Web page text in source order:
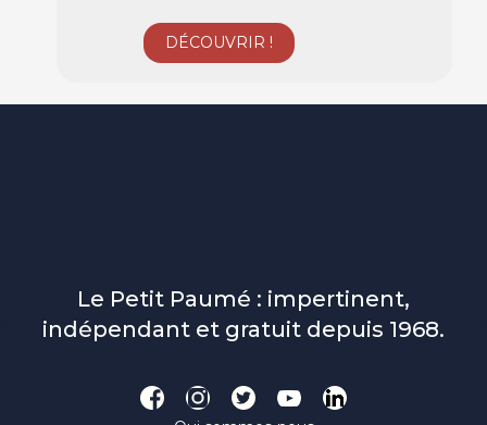
Le Petit Paumé : impertinent,
indépendant et gratuit depuis 1968.